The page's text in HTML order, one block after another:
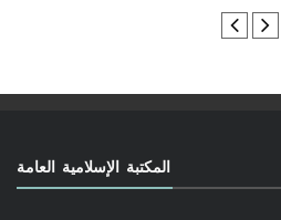
المكتبة الإسلامية العامة